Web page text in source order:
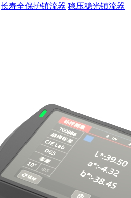
长寿全保护镇流器 稳压稳光镇流器